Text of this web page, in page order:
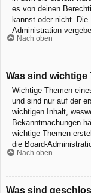
es von deinen
kannst oder nicht. Die
Administration
Nach oben
Was sind wichtige
Wichtige Themen
und sind nur auf der
wichtigen Inhalt,
Bekanntmachungen
wichtige Themen
die Board-
Nach oben
Was sind